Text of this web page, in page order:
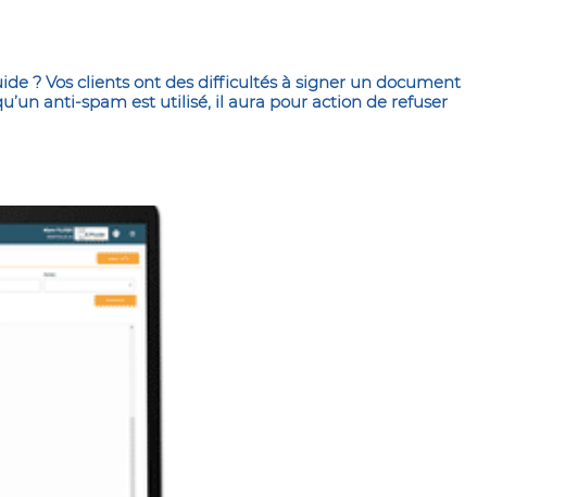
? Vos clients ont des difficultés à signer un document
anti-spam est utilisé, il aura pour action de refuser